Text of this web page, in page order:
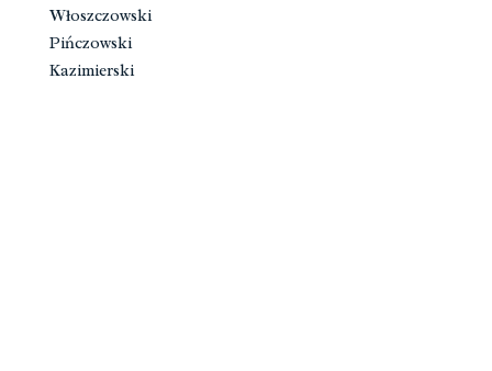
Włoszczowski
Pińczowski
Kazimierski